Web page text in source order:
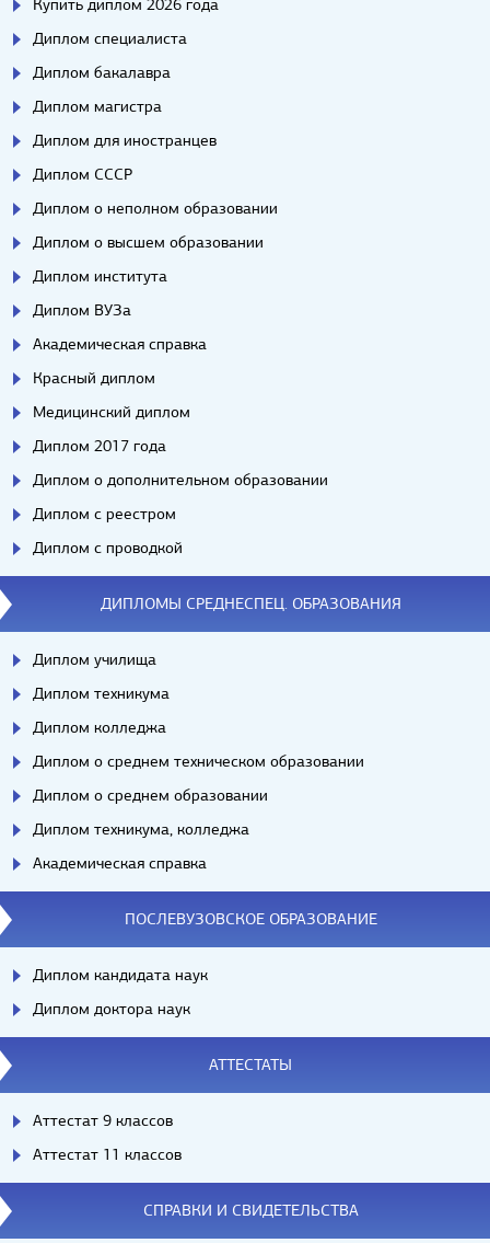
Купить диплом 2026 года
Диплом специалиста
Диплом бакалавра
Диплом магистра
Диплом для иностранцев
Диплом СССР
Диплом о неполном образовании
Диплом о высшем образовании
Диплом института
Диплом ВУЗа
Академическая справка
Красный диплом
Медицинский диплом
Диплом 2017 года
Диплом о дополнительном образовании
Диплом с реестром
Диплом с проводкой
ДИПЛОМЫ СРЕДНЕСПЕЦ. ОБРАЗОВАНИЯ
Диплом училища
Диплом техникума
Диплом колледжа
Диплом о среднем техническом образовании
Диплом о среднем образовании
Диплом техникума, колледжа
Академическая справка
ПОСЛЕВУЗОВСКОЕ ОБРАЗОВАНИЕ
Диплом кандидата наук
Диплом доктора наук
АТТЕСТАТЫ
Аттестат 9 классов
Аттестат 11 классов
СПРАВКИ И СВИДЕТЕЛЬСТВА